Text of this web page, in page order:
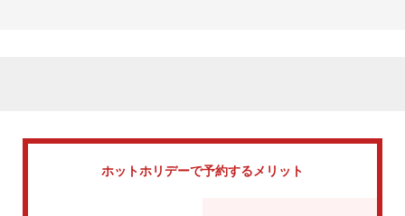
ホットホリデーで予約するメリット